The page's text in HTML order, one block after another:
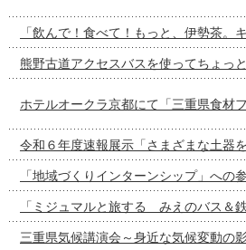
「飲んで！食べて！もっと、伊勢茶。
熊野古道アクセスバスを使ってちょっ
ホテルオークラ京都にて「三重県食材
令和６年度速報展示「さまざまな土器
「地域づくりインターンシップ」への
「ミジュマルと旅する みえのバス＆
三重県気候講演会～身近な気候変動の